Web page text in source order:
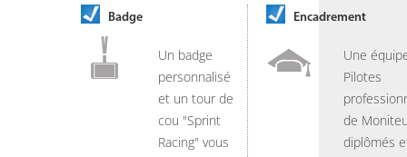
Badge
Un badge
personnalisé
et un tour de
cou "Sprint
Racing" vous
Encadrement
Une
Pilotes
de
diplômés